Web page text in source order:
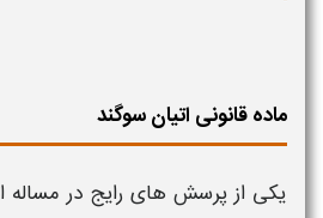
ماده قانونی اتیان سوگند
یکی از پرسش های رایج در مساله